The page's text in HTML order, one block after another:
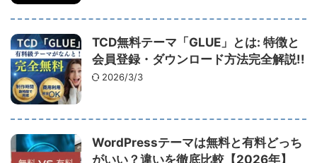
TCD無料テーマ「GLUE」とは: 特徴と
会員登録・ダウンロード方法完全解説!!
2026/3/3
WordPressテーマは無料と有料どっち
がいい？違いを徹底比較【2026年】